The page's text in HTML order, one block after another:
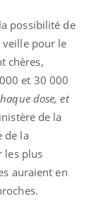
possibilité de
veille pour le
chères,
et 30 000
dose, et
de la
de la
les plus
auraient en